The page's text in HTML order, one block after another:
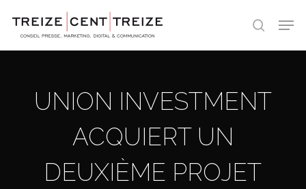
search
UNION INVESTMENT
ACQUIERT UN
DEUXIÈME PROJET